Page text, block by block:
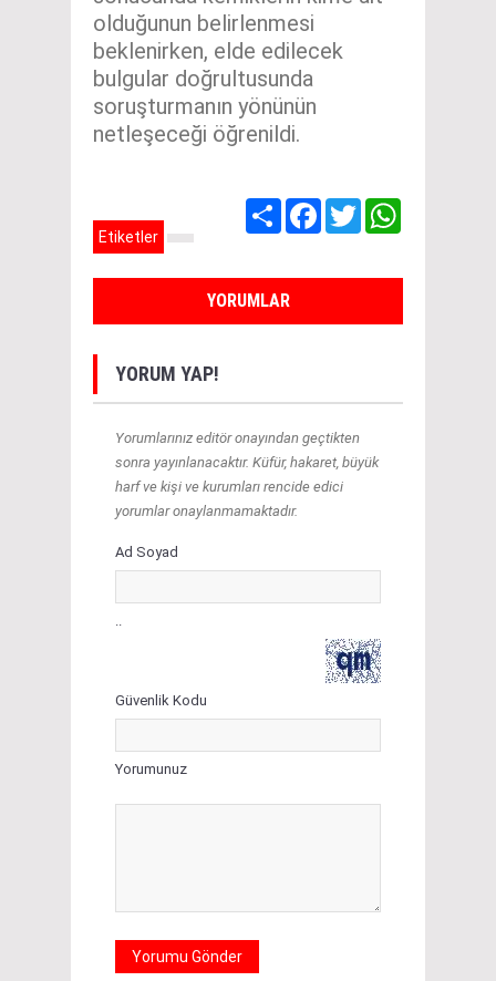
olduğunun belirlenmesi
beklenirken, elde edilecek
bulgular doğrultusunda
soruşturmanın yönünün
netleşeceği öğrenildi.
Share Facebook
Twitter
Etiketler
YORUMLAR
YORUM YAP!
Yorumlarınız editör onayından geçtikten
sonra yayınlanacaktır. Küfür, hakaret, büyük
harf ve kişi ve kurumları rencide edici
yorumlar onaylanmamaktadır.
Ad Soyad
Güvenlik Kodu
Yorumunuz